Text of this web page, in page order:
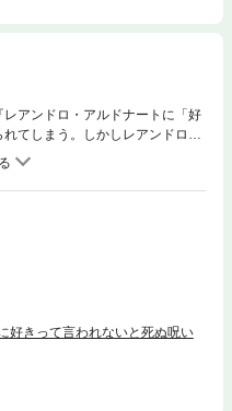
アンドロ・アルドナートに「好
てしまう。しかしレアンドロは
ュゼムは死ぬくらいなら……と声
れてしまう！ 負けじと彼につ
面が見えはじめ……!?【電子限
】
好きって言われないと死ぬ呪い